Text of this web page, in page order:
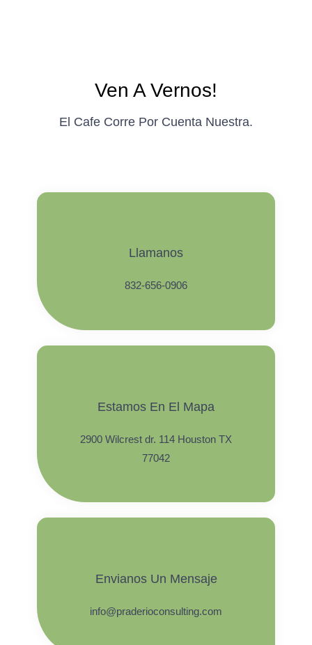
Ven A Vernos!
El Cafe Corre Por Cuenta Nuestra.
Llamanos
832-656-0906
Estamos En El Mapa
2900 Wilcrest dr. 114 Houston TX
77042
Envianos Un Mensaje
info@praderioconsulting.com